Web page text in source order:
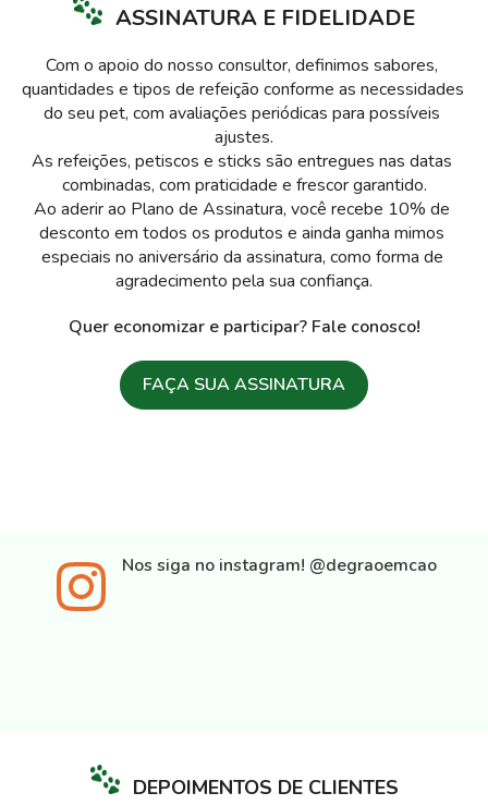
ASSINATURA E FIDELIDADE
Com o apoio do nosso consultor, definimos sabores,
quantidades e tipos de refeição conforme as necessidades
do seu pet, com avaliações periódicas para possíveis
ajustes.
As refeições, petiscos e sticks são entregues nas datas
combinadas, com praticidade e frescor garantido.
Ao aderir ao Plano de Assinatura, você recebe 10% de
desconto em todos os produtos e ainda ganha mimos
especiais no aniversário da assinatura, como forma de
agradecimento pela sua confiança.
Quer economizar e participar? Fale conosco!
FAÇA SUA ASSINATURA
Nos siga no instagram! @degraoemcao
DEPOIMENTOS DE CLIENTES